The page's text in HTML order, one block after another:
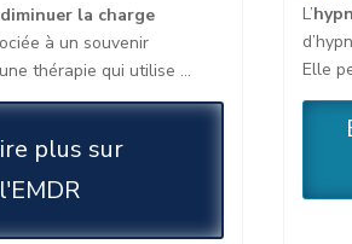
diminuer la charge
à un souvenir
une thérapie qui utilise …
plus sur
l'EMDR
L’
Elle